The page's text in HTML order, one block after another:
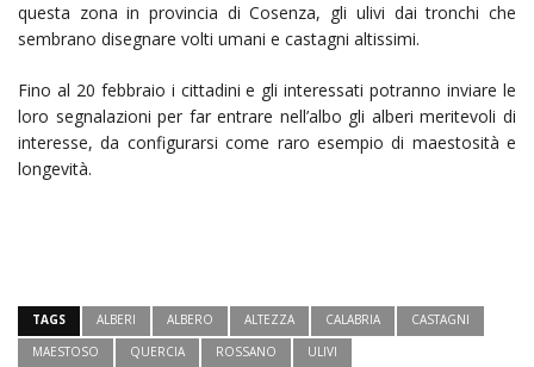
questa zona in provincia di Cosenza, gli ulivi dai tronchi che
sembrano disegnare volti umani e castagni altissimi.
Fino al 20 febbraio i cittadini e gli interessati potranno inviare le
loro segnalazioni per far entrare nell’albo gli alberi meritevoli di
interesse, da configurarsi come raro esempio di maestosità e
longevità.
TAGS ALBERI ALBERO ALTEZZA CALABRIA
CASTAGNI
MAESTOSO
QUERCIA ROSSANO ULIVI